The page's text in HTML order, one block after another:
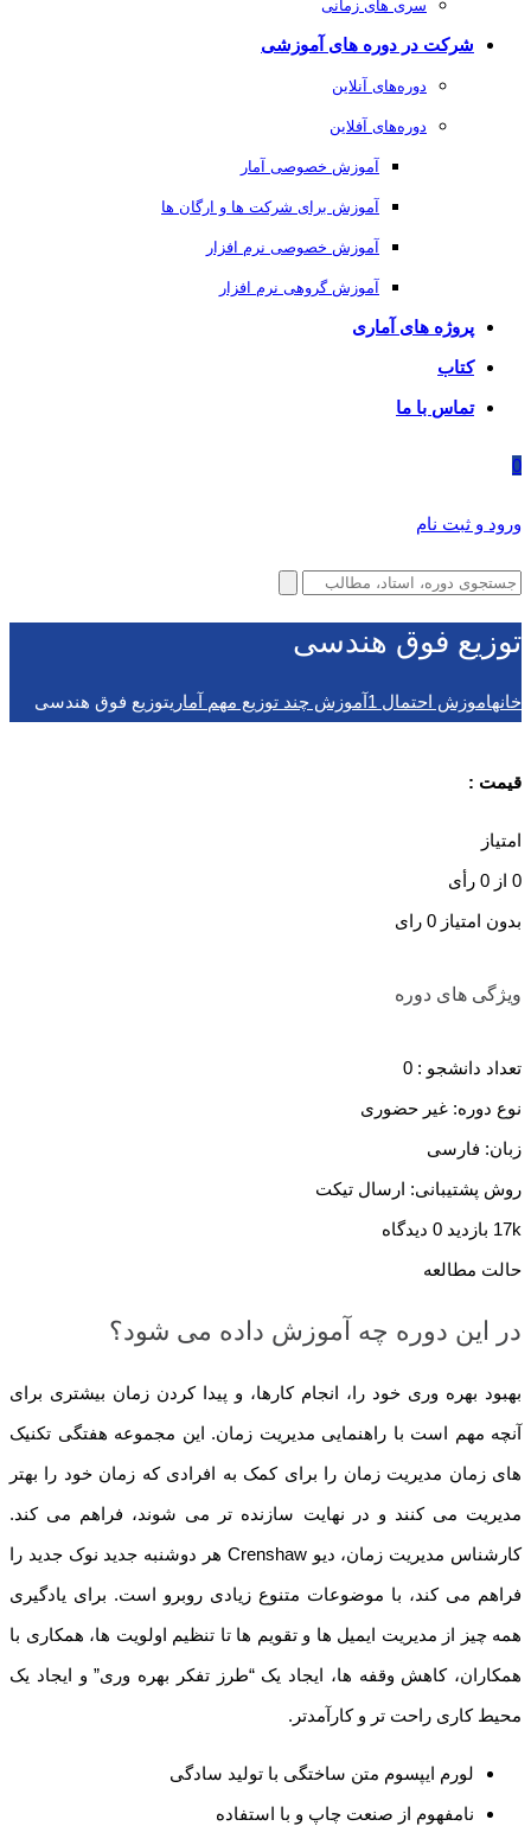
سری های زمانی
شرکت در دوره های آموزشی
دوره‌های آنلاین
دوره‌های آفلاین
آموزش خصوصی آمار
آموزش برای شرکت ها و ارگان ها
آموزش خصوصی نرم افزار
آموزش گروهی نرم افزار
پروژه های آماری
کتاب
تماس با ما
0
ورود و ثبت نام
توزیع فوق هندسی
خانهاموزش احتمال 1 آموزش چند توزیع مهم آماریتوزیع فوق هندسی
قیمت :
امتیاز
0 از 0 رأی
بدون امتیاز 0 رای
ویژگی های دوره
تعداد دانشجو : 0
نوع دوره: غیر حضوری
زبان: فارسی
روش پشتیبانی: ارسال تیکت
17k بازدید
حالت مطالعه
در این دوره چه آموزش داده می شود؟
بهبود بهره وری خود را، انجام کارها، و پیدا کردن زمان بیشتری برای
آنچه مهم است با راهنمایی مدیریت زمان. این مجموعه هفتگی تکنیک
های زمان مدیریت زمان را برای کمک به افرادی که زمان خود را بهتر
مدیریت می کنند و در نهایت سازنده تر می شوند، فراهم می کند.
کارشناس مدیریت زمان، دیو Crenshaw هر دوشنبه جدید نوک جدید را
فراهم می کند، با موضوعات متنوع زیادی روبرو است. برای یادگیری
همه چیز از مدیریت ایمیل ها و تقویم ها تا تنظیم اولویت ها، همکاری با
همکاران، کاهش وقفه ها، ایجاد یک “طرز تفکر بهره وری” و ایجاد یک
محیط کاری راحت تر و کارآمدتر.
لورم ایپسوم متن ساختگی با تولید سادگی
نامفهوم از صنعت چاپ و با استفاده